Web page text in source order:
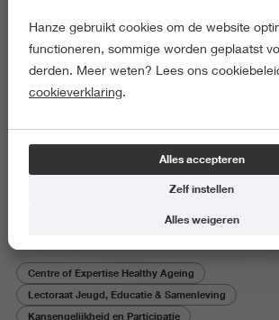
ECLIPS
Onderzoeksproject
Centre of Expertise Healthy Ageing
Lectoraat Jeugd, Educatie & Samenleving
Kansengelijkheid en Participatie
Hanze gebruikt cookies om de website
functioneren, sommige worden geplaatst
derden. Meer weten? Lees ons
cookieverklaring.
Alles accepteren
Zelf instellen
Alles weigeren